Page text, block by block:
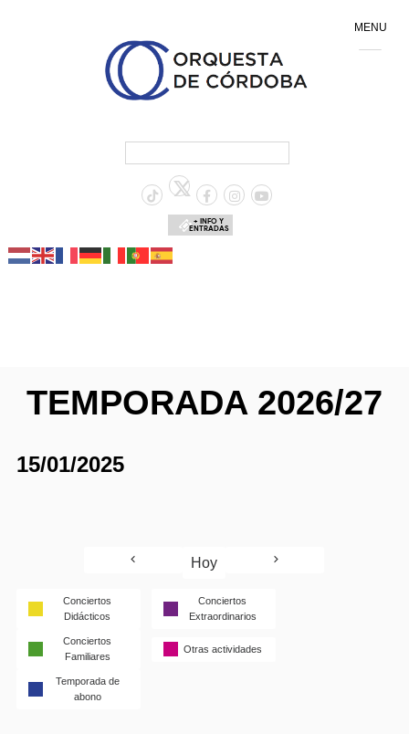
+ INFO Y
ENTRADAS
TEMPORADA 2026/27
15/01/2025
Hoy
Conciertos
Didácticos
Conciertos
Extraordinarios
Conciertos
Familiares
Otras actividades
Temporada de
abono
MENU